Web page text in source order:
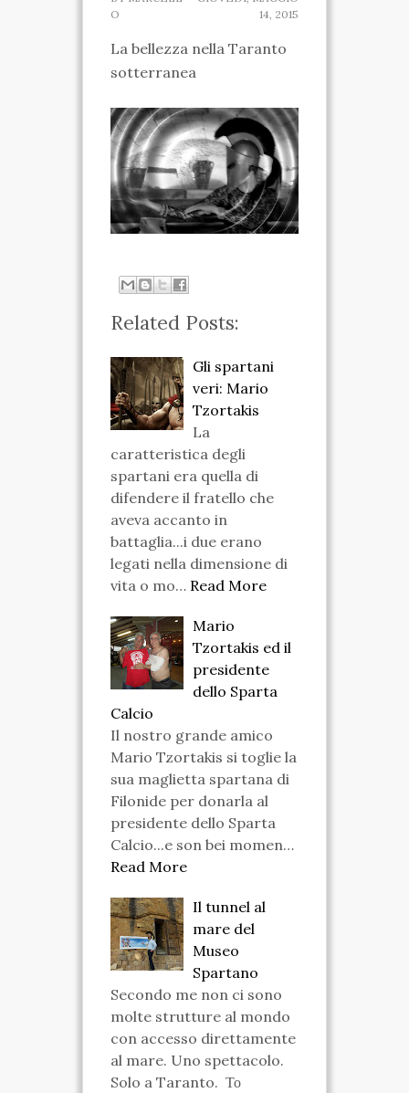
MUSEO IPOGEO
RICONOSCIMENTI
TARANTO SPARTANA
O
14, 2015
La bellezza nella Taranto
sotterranea
Related Posts:
Gli spartani
veri: Mario
Tzortakis
La
caratteristica degli
spartani era quella di
difendere il fratello che
aveva accanto in
battaglia...i due erano
legati nella dimensione di
vita o mo… Read More
Mario
Tzortakis ed il
presidente
dello Sparta
Calcio
Il nostro grande amico
Mario Tzortakis si toglie la
sua maglietta spartana di
Filonide per donarla al
presidente dello Sparta
Calcio...e son bei momen…
Read More
Il tunnel al
mare del
Museo
Spartano
Secondo me non ci sono
molte strutture al mondo
con accesso direttamente
al mare. Uno spettacolo.
Solo a Taranto. Το